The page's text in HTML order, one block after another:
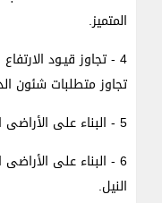
المتميز.
4 - تجاوز قيـود
تجاوز متطلبات شئون
5 - البناء على الأراضى المملوكة للدولة.
6 - البناء على
النيل.